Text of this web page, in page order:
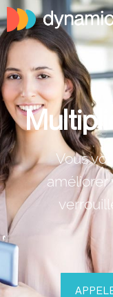
Vous
améliorer